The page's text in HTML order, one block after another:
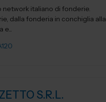
network italiano di fonderie.
dalla fonderia in conchiglia alla
e...
S.R.L.